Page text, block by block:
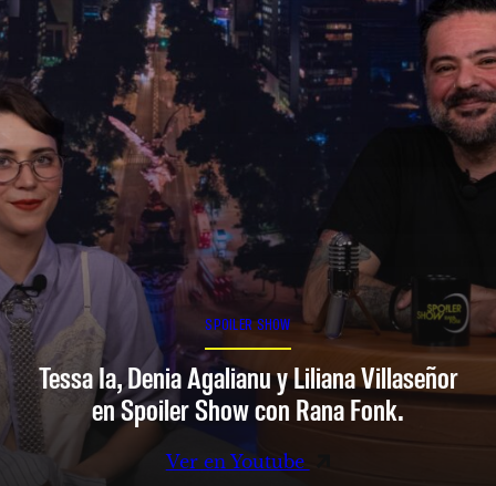
SPOILER SHOW
Tessa Ia, Denia Agalianu y Liliana Villaseñor
en Spoiler Show con Rana Fonk.
Ver en Youtube